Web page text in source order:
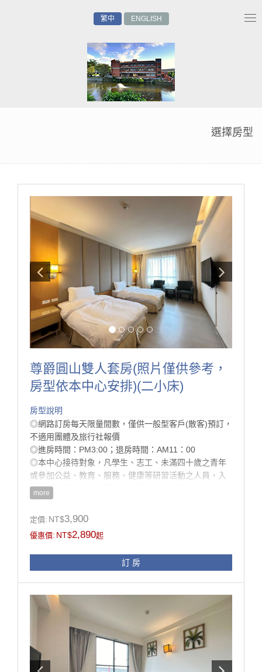
繁中 ENGLISH
選擇房型
尊爵圓山雙人套房(照片僅供參考，
房型依本中心安排)(二小床)
房型說明
◎網路訂房每天限量間數，僅供一般型客戶(散客)預訂，
不適用團體及旅行社報價
◎進房時間：PM3:00；退房時間：AM11：00
◎本中心接待對象，凡學生、志工、未滿四十歲之青年
或參加公益、教育、服務、健康等研習活動之人員，入
住時須出示相關身分證件，始得按規定辦理入住。
◎為配合環保署減塑計畫， 本中心將於113/7/1 起不再
提供一次性備品與瓶裝水， 提醒您，記得攜帶個人旅行
用備品!
32吋液晶螢幕、衛浴乾溼分離、洗髮精、沐浴乳、吹風
※本中心接待對象，凡學生、志工、未滿四十歲之青年
或參加公益、教育、服務、健康等研習活動之人員，皆
可辦理入住。
房型設備
more
定價: NT$3,900
優惠價: NT$2,890起
訂 房